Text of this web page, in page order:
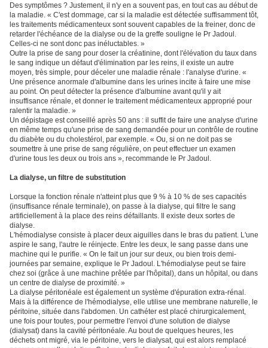
Des symptômes ? Justement, il n'y en a souvent pas, en tout cas au début de
la maladie. « C'est dommage, car si la maladie est détectée suffisamment tôt,
les traitements médicamenteux sont souvent capables de la freiner, donc de
retarder l'échéance de la dialyse ou de la greffe souligne le Pr Jadoul.
Celles-ci ne sont donc pas inéluctables. »
Outre la prise de sang pour doser la créatinine, dont l'élévation du taux dans
le sang indique un défaut d'élimination par les reins, il existe un autre
moyen, très simple, pour déceler une maladie rénale : l'analyse d'urine. «
Une présence anormale d'albumine dans les urines incite à faire une mise
au point. On peut détecter la présence d'albumine avant qu'il y ait
insuffisance rénale, et donner le traitement médicamenteux approprié pour
ralentir la maladie. »
Un dépistage est conseillé après 50 ans : il suffit de faire une analyse d'urine
en même temps qu'une prise de sang demandée pour un contrôle de routine
du diabète ou du cholestérol, par exemple. « Ou, si on ne doit pas se
soumettre à une prise de sang régulière, on peut effectuer un examen
d'urine tous les deux ou trois ans », recommande le Pr Jadoul.
La dialyse, un filtre de substitution
Lorsque la fonction rénale n'atteint plus que 9 % à 10 % de ses capacités
(insuffisance rénale terminale), on passe à la dialyse, qui filtre le sang
artificiellement à la place des reins défaillants. Il existe deux sortes de
dialyse.
L'hémodialyse consiste à placer deux aiguilles dans le bras du patient. L'une
aspire le sang, l'autre le réinjecte. Entre les deux, le sang passe dans une
machine qui le purifie. « On le fait un jour sur deux, ou bien trois demi-
journées par semaine, explique le Pr Jadoul. L'hémodialyse peut se faire
chez soi (grâce à une machine prêtée par l'hôpital), dans un hôpital, ou dans
un centre de dialyse de proximité. »
La dialyse péritonéale est également un système d'épuration extra-rénal.
Mais à la différence de l'hémodialyse, elle utilise une membrane naturelle, le
péritoine, située dans l'abdomen. Un cathéter est placé chirurgicalement,
une fois pour toutes, pour permettre l'envoi d'une solution de dialyse
(dialysat) dans la cavité péritonéale. Au bout de quelques heures, les
déchets ont migré, via le péritoine, vers le dialysat, qui est alors remplacé